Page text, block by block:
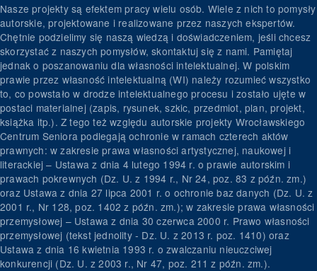
Nasze projekty są efektem pracy wielu osób. Wiele z nich to pomysły
autorskie, projektowane i realizowane przez naszych ekspertów.
Chętnie podzielimy się naszą wiedzą i doświadczeniem, jeśli chcesz
skorzystać z naszych pomysłów, skontaktuj się z nami. Pamiętaj
jednak o poszanowaniu dla własności intelektualnej. W polskim
prawie przez własność intelektualną (WI) należy rozumieć wszystko
to, co powstało w drodze intelektualnego procesu i zostało ujęte w
postaci materialnej (zapis, rysunek, szkic, przedmiot, plan, projekt,
książka itp.). Z tego też względu autorskie projekty Wrocławskiego
Centrum Seniora podlegają ochronie w ramach czterech aktów
prawnych: w zakresie prawa własności artystycznej, naukowej i
literackiej – Ustawa z dnia 4 lutego 1994 r. o prawie autorskim i
prawach pokrewnych (Dz. U. z 1994 r., Nr 24, poz. 83 z późn. zm.)
oraz Ustawa z dnia 27 lipca 2001 r. o ochronie baz danych (Dz. U. z
2001 r., Nr 128, poz. 1402 z późn. zm.); w zakresie prawa własności
przemysłowej – Ustawa z dnia 30 czerwca 2000 r. Prawo własności
przemysłowej (tekst jednolity - Dz. U. z 2013 r. poz. 1410) oraz
Ustawa z dnia 16 kwietnia 1993 r. o zwalczaniu nieuczciwej
konkurencji (Dz. U. z 2003 r., Nr 47, poz. 211 z późn. zm.).